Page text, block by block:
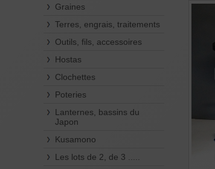
Graines
Terres, engrais, traitements
Outils, fils, accessoires
Hostas
Clochettes
Poteries
Lanternes, bassins du
Japon
Kusamono
Les lots de 2, de 3 .....